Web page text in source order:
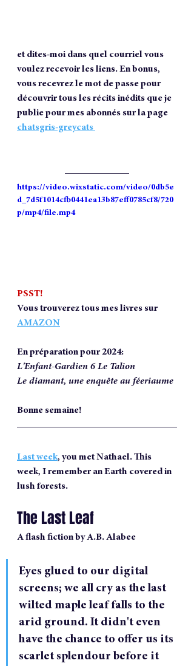
et dites-moi dans quel courriel vous
voulez recevoir les liens. En bonus,
vous recevrez le mot de passe pour
découvrir tous les récits inédits que je
publie pour mes abonnés sur la page
chatsgris-greycats
https://video.wixstatic.com/video/0db5e
d_7d5f1014cfb0441ea13b87eff0785cf8/720
p/mp4/file.mp4
PSST!
Vous trouverez tous mes livres sur
AMAZON
En préparation pour 2024:
L'Enfant-Gardien 6 Le Talion
Le diamant, une enquête au féeriaume
Bonne semaine!
Last week, you met Nathael. This
week, I remember an Earth covered in
lush forests.
The Last Leaf
A flash fiction by A.B. Alabee
Eyes glued to our digital
screens; we all cry as the last
wilted maple leaf falls to the
arid ground. It didn't even
have the chance to offer us its
scarlet splendour before it